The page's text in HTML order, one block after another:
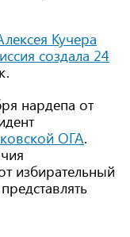
Кучера
создала 24
нардепа от
ОГА.
избирательный